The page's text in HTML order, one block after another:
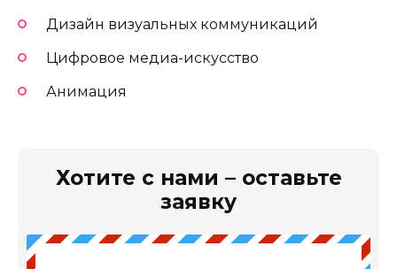
Дизайн визуальных коммуникаций
Цифровое медиа-искусство
Анимация
Хотите с нами – оставьте
заявку